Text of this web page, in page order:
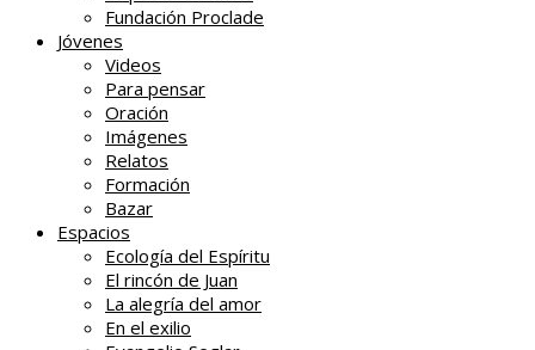
Fundación Proclade
Jóvenes
Videos
Para pensar
Oración
Imágenes
Relatos
Formación
Bazar
Espacios
Ecología del Espíritu
El rincón de Juan
La alegría del amor
En el exilio